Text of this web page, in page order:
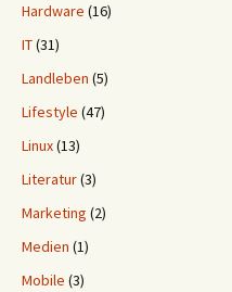
Hardware (16)
IT(31)
Landleben (5)
Lifestyle (47)
Linux(13)
Literatur(3)
Marketing (2)
Medien (1)
Mobile (3)